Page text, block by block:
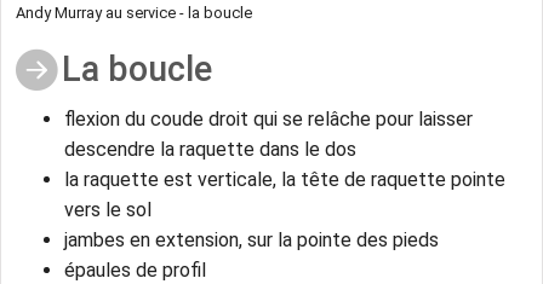
Andy Murray au service - la boucle
La boucle
flexion du coude droit qui se relâche pour laisser
descendre la raquette dans le dos
la raquette est verticale, la tête de raquette pointe
vers le sol
jambes en extension, sur la pointe des pieds
épaules de profil